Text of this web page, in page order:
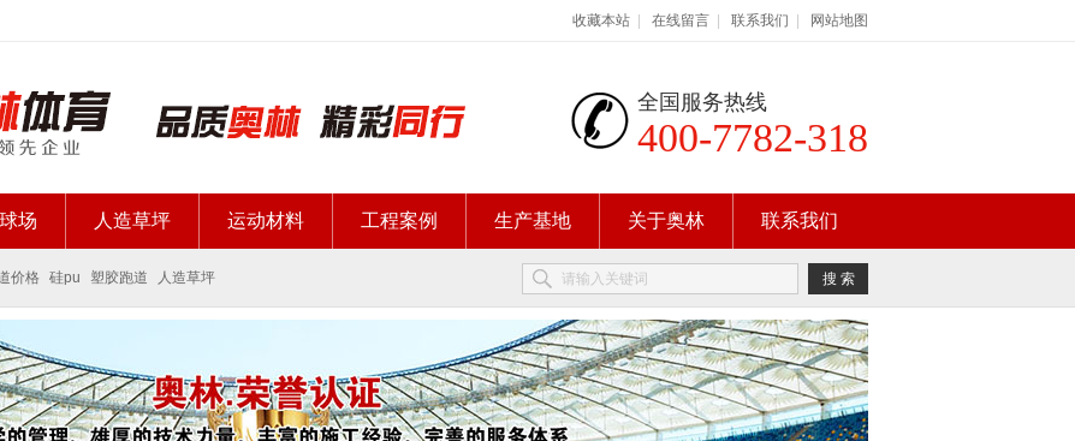
收藏本站 在线留言 联系我们 网站地图
全国服务热线
400-7782-318
场 人造草坪 运动材料 工程案例 生产基地 关于奥林 联系我们
价格 硅pu 塑胶跑道 人造草坪